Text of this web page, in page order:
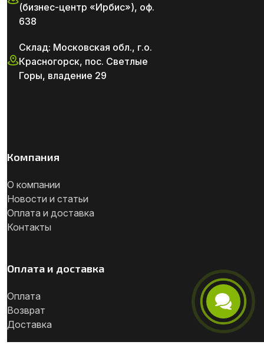
(бизнес-центр «Ирбис»), оф.
638
Склад: Московская обл., г.о.
Красногорск, пос. Светлые
Горы, владение 29
Компания
О компании
Новости и статьи
Оплата и доставка
Контакты
Оплата и доставка
Оплата
Возврат
Доставка